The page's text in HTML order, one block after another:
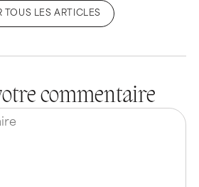
TOUS LES ARTICLES
commentaire